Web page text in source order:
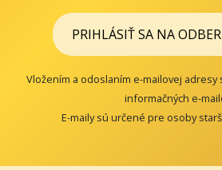
PRIHLÁSIŤ SA NA
Vložením a odoslaním e-mailovej
informačných e-
E-maily sú určené pre osoby